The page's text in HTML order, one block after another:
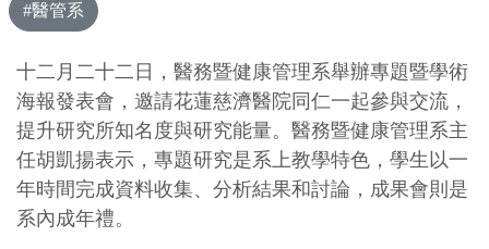
#醫管系
十二月二十二日，醫務暨健康管理系舉辦專題暨學術
海報發表會，邀請花蓮慈濟醫院同仁一起參與交流，
提升研究所知名度與研究能量。醫務暨健康管理系主
任胡凱揚表示，專題研究是系上教學特色，學生以一
年時間完成資料收集、分析結果和討論，成果會則是
系內成年禮。